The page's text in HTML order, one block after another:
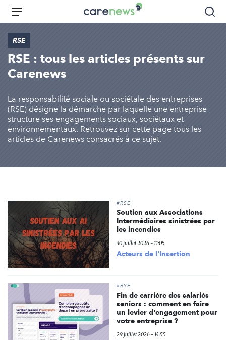
Aller
principal
Carenews,
Le
acteurs
Menu
RSE
RSE : tous les articles présents sur
Carenews
La responsabilité sociale ou sociétale des entreprises
(RSE) désigne la démarche par laquelle une entreprise
structure ses engagements sociaux, sociétaux et
environnementaux. Retrouvez sur cette page tous les
articles de Carenews consacrés à ce sujet.
#RSE
Soutien aux Associations
Intermédiaires sinistrées par
les incendies
30 juillet 2026 - 11:05
Acteurs de l'Insertion
#RSE
Fin de carrière des salariés
seniors : comment en faire
un levier d'engagement pour
votre entreprise ?
29 juillet 2026 - 14:55